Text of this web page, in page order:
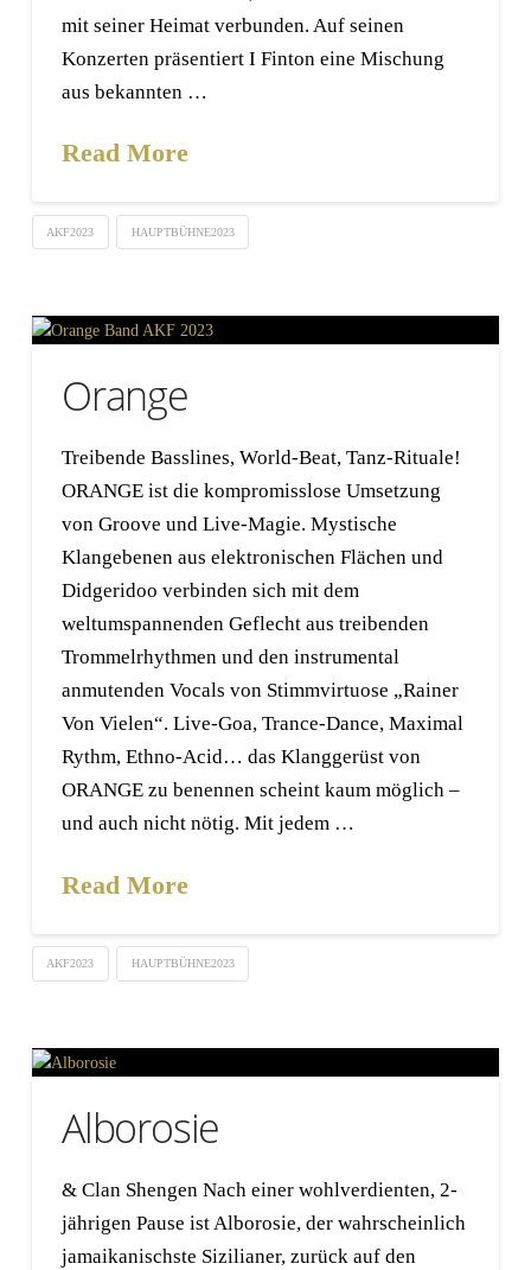
mit seiner Heimat verbunden. Auf seinen
Konzerten präsentiert I Finton eine Mischung
aus bekannten …
Read More
AKF2023 HAUPTBÜHNE2023
Orange
Treibende Basslines, World-Beat, Tanz-Rituale!
ORANGE ist die kompromisslose Umsetzung
von Groove und Live-Magie. Mystische
Klangebenen aus elektronischen Flächen und
Didgeridoo verbinden sich mit dem
weltumspannenden Geflecht aus treibenden
Trommelrhythmen und den instrumental
anmutenden Vocals von Stimmvirtuose „Rainer
Von Vielen“. Live-Goa, Trance-Dance, Maximal
Rythm, Ethno-Acid… das Klanggerüst von
ORANGE zu benennen scheint kaum möglich –
und auch nicht nötig. Mit jedem …
Read More
AKF2023 HAUPTBÜHNE2023
Alborosie
& Clan Shengen Nach einer wohlverdienten, 2-
jährigen Pause ist Alborosie, der wahrscheinlich
jamaikanischste Sizilianer, zurück auf den